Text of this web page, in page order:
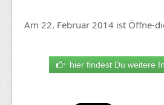
Am 22. Februar 2014 ist Öffne-
hier findest Du weitere